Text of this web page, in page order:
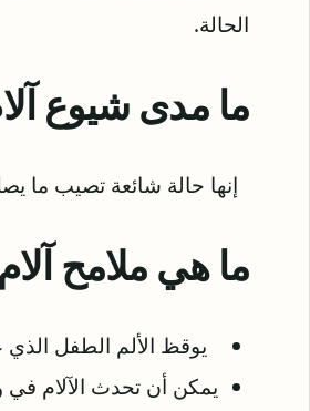
الحالة.
ما مدى شيوع
إنها حالة شائعة تصيب ما يصل إلى 25٪ من
ما هي ملامح
يوقظ الألم الطفل الذي
يمكن أن تحدث الآلام